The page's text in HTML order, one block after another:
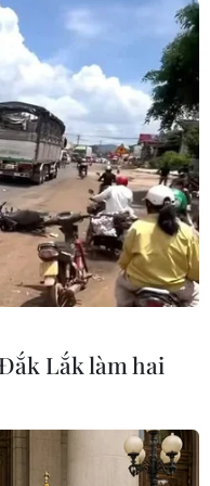
chứng khoán
vớichỉ số FTSE-
London (Anh)
điểm; còn chỉ số
khoán Paris giảm
Vietnam+)
Lắk làm hai